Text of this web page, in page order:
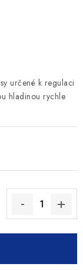
určené k regulaci
hladinou rychle